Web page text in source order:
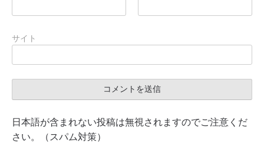
サイト
日本語が含まれない投稿は無視されますのでご注意くだ
さい。（スパム対策）